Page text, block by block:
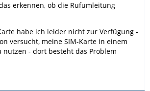
erkennen, ob die Rufumleitung
habe ich leider nicht zur Verfügung -
versucht, meine SIM-Karte in einem
nutzen - dort besteht das Problem